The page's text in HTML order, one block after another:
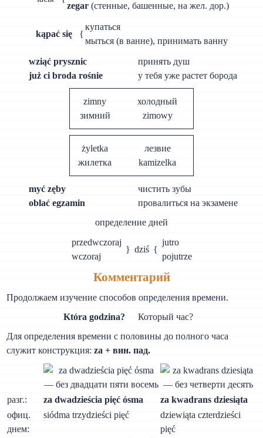
zegar(стенные, башенные, на жел. дор.)
kąpać się {
купаться
мыться (в ванне), принимать ванну
wziąć prysznic
już ci broda rośnie
принять душ
у тебя уже растет борода
zimny
холодный
зимний
zimowy
żyletka
лезвие
жилетка
kamizelka
myć zęby
oblać egzamin
чистить зубы
провалиться на экзамене
определение дней
przedwczoraj
wczoraj
} dziś {
jutro
pojutrze
Комментарий
Продолжаем изучение способов определения времени.
Która godzina?
Который час?
Для определения времени с половины до полного часа
служит конструкция:za + вин. пад.
разг.: za dwadzieścia pięć ósma
za kwadrans dziesiąta
офиц.
днем:
siódma trzydzieści pięć
dziewiąta czterdzieści
pięć